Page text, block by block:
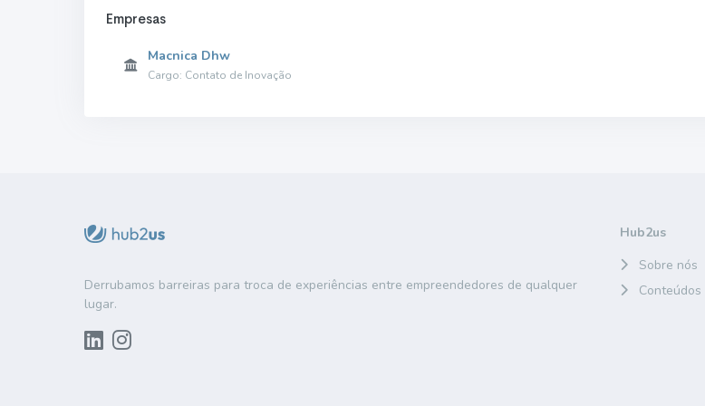
Empresas
Macnica Dhw
Cargo: Contato de Inovação
Derrubamos barreiras para troca de experiências entre empreendedores de qualquer
lugar.
Hub2us
Sobre nós
Conteúdos